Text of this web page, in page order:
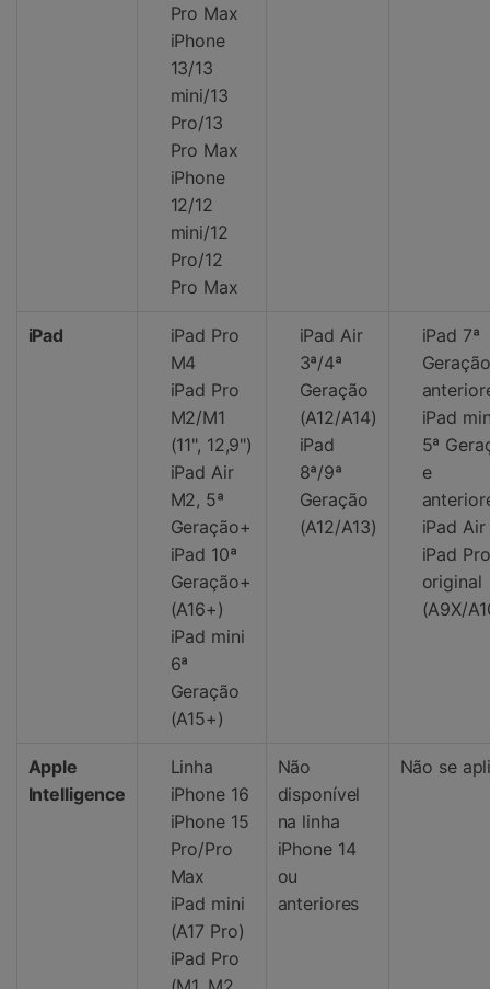
Pro Max
iPhone
13/13
mini/13
Pro/13
Pro Max
iPhone
12/12
mini/12
Pro/12
Pro Max
iPad
iPad Pro
M4
iPad Pro
M2/M1
(11", 12,9")
iPad Air
M2, 5ª
Geração+
iPad 10ª
Geração+
(A16+)
iPad mini
6ª
Geração
(A15+)
iPad Air
3ª/4ª
Geração
(A12/A14)
iPad
8ª/9ª
Geração
(A12/A13)
iPad 7ª
iPad
5ª
e
iPad Air
iPad Pro
original
(A9X/
Apple
Intelligence
Linha
iPhone 16
iPhone 15
Pro/Pro
Max
iPad mini
(A17 Pro)
iPad Pro
Não
disponível
na linha
iPhone 14
ou
anteriores
Não se